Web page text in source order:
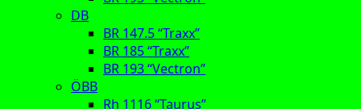
DB
BR 147.5 “Traxx”
BR 185 “Traxx”
BR 193 “Vectron”
ÖBB
Rh 1116 “Taurus”